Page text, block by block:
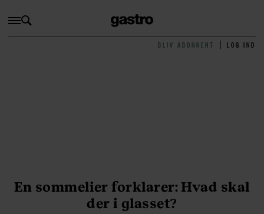
BLIV ABONNENT LOG IND
En sommelier forklarer: Hvad skal
der i glasset?